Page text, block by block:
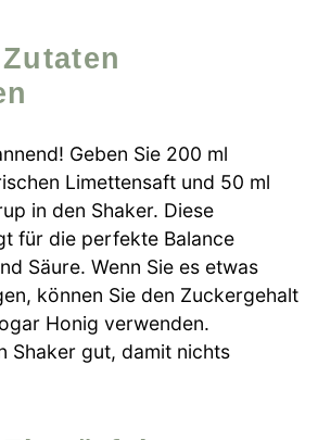
Geben Sie 200 ml
Limettensaft und 50 ml
in den Shaker. Diese
für die perfekte Balance
Säure. Wenn Sie es etwas
können Sie den Zuckergehalt
Honig verwenden.
Shaker gut, damit nichts